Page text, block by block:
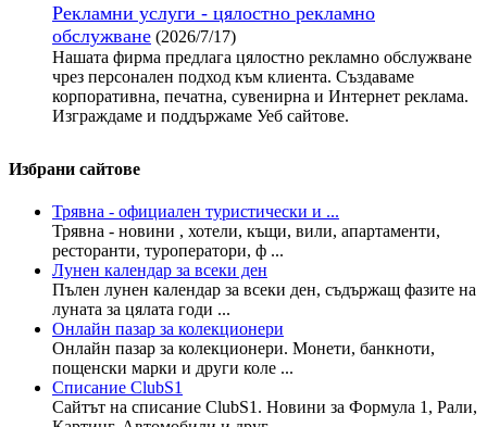
Рекламни услуги - цялостно рекламно
обслужване (2026/7/17)
Нашата фирма предлага цялостно рекламно обслужване
чрез персонален подход към клиента. Създаваме
корпоративна, печатна, сувенирна и Интернет реклама.
Изграждаме и поддържаме Уеб сайтове.
Избрани сайтове
Трявна - официален туристически и ...
Трявна - новини , хотели, къщи, вили, апартаменти,
ресторанти, туроператори, ф ...
Лунен календар за всеки ден
Пълен лунен календар за всеки ден, съдържащ фазите на
луната за цялата годи ...
Онлайн пазар за колекционери
Онлайн пазар за колекционери. Монети, банкноти,
пощенски марки и други коле ...
Списание ClubS1
Сайтът на списание ClubS1. Новини за Формула 1, Рали,